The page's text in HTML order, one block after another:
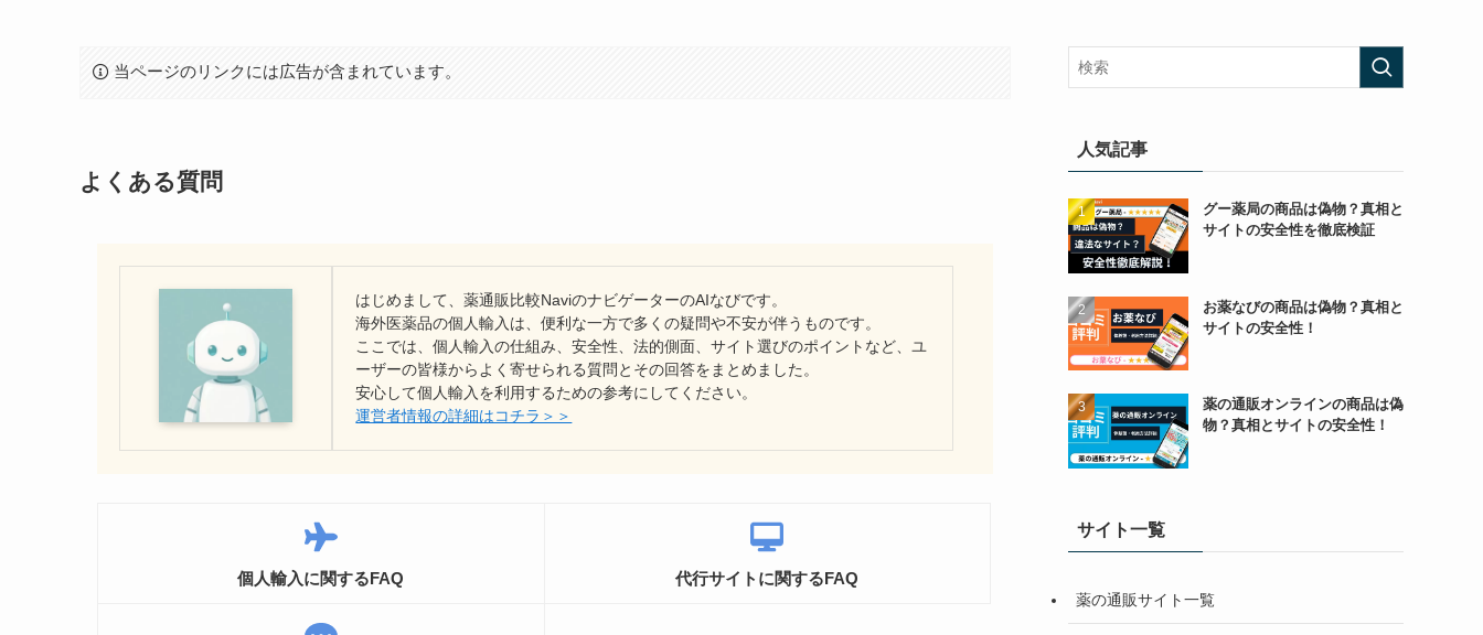
当ページのリンクには広告が含まれています。
よくある質問
はじめまして、薬通販比較NaviのナビゲーターのAIなびです。
海外医薬品の個人輸入は、便利な一方で多くの疑問や不安が伴うものです。
ここでは、個人輸入の仕組み、安全性、法的側面、サイト選びのポイントなど、ユ
ーザーの皆様からよく寄せられる質問とその回答をまとめました。
安心して個人輸入を利用するための参考にしてください。
運営者情報の詳細はコチラ＞＞
個人輸入に関するFAQ 代行サイトに関するFAQ
人気記事
グー薬局の商品は偽物？真相と
サイトの安全性を徹底検証
お薬なびの商品は偽物？真相と
サイトの安全性！
薬の通販オンラインの商品は偽
物？真相とサイトの安全性！
サイト一覧
薬の通販サイト一覧